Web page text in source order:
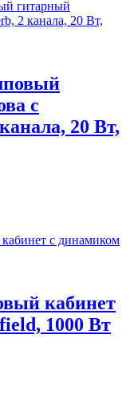
с
20 Вт,
кабинет
1000 Вт